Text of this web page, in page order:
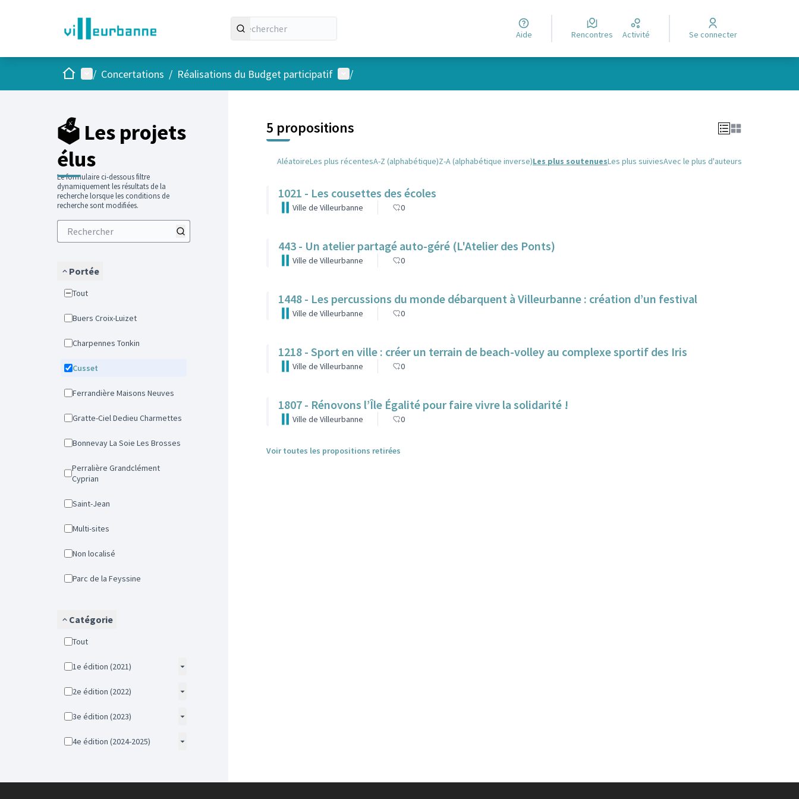
Aide Rencontres Activité Se connecter
AccueilMenu principal
/ Concertations / Réalisations du Budget participatif Menu utilisateur
/
🗳️ Les projets
élus
Le formulaire ci-dessous filtre
dynamiquement les résultats de la
recherche lorsque les conditions de
recherche sont modifiées.
Portée
Tout
Buers Croix-Luizet
Charpennes Tonkin
Cusset
Ferrandière Maisons Neuves
Gratte-Ciel Dedieu Charmettes
Bonnevay La Soie Les Brosses
Perralière Grandclément
Cyprian
Saint-Jean
Multi-sites
Non localisé
Parc de la Feyssine
Catégorie
Tout
1e édition (2021)
2e édition (2022)
3e édition (2023)
4e édition (2024-2025)
5 propositions
AléatoireLes plus récentesA-Z (alphabétique)Z-A (alphabétique inverse)Les plus soutenuesLes plus suiviesAvec le plus d'auteurs
1021 - Les cousettes des écoles
Ville de Villeurbanne 0
443 - Un atelier partagé auto-géré (L'Atelier des Ponts)
Ville de Villeurbanne 0
1448 - Les percussions du monde débarquent à Villeurbanne : création d’un festival
Ville de Villeurbanne 0
1218 - Sport en ville : créer un terrain de beach-volley au complexe sportif des Iris
Ville de Villeurbanne 0
1807 - Rénovons l’Île Égalité pour faire vivre la solidarité !
Ville de Villeurbanne 0
Voir toutes les propositions retirées